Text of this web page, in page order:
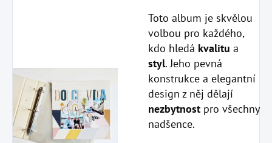
Toto album je skvělou
volbou pro každého,
kdo hledá kvalitu a
styl. Jeho pevná
konstrukce a elegantní
design z něj dělají
nezbytnost pro všechny
nadšence.